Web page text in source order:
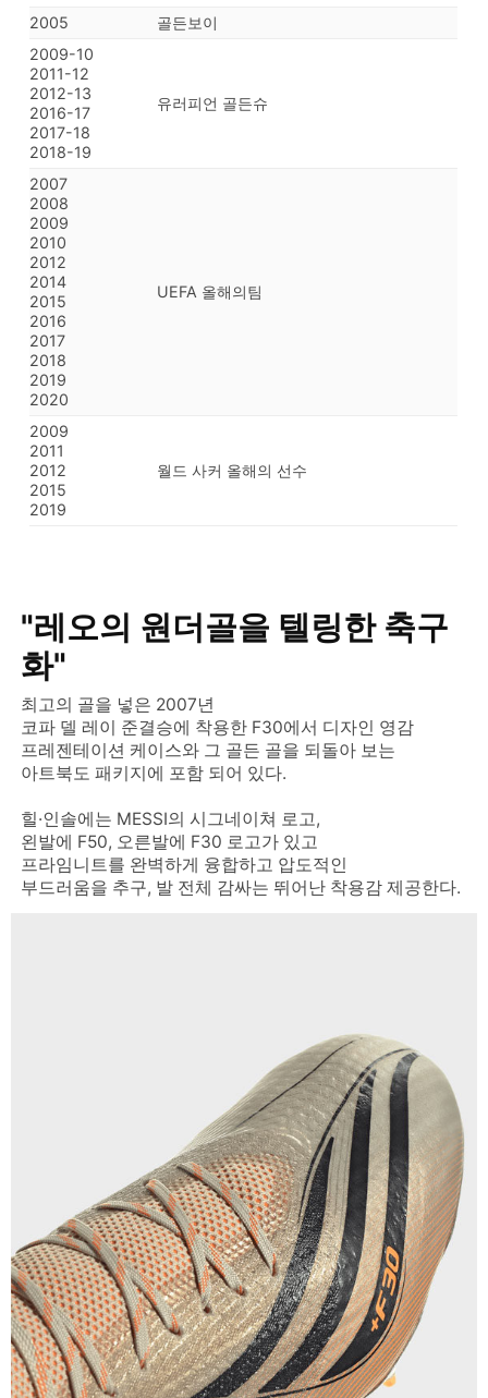
2005
골든보이
2009-10
2011-12
2012-13
2016-17
2017-18
2018-19
유러피언 골든슈
2007
2008
2009
2010
2012
2014
2015
2016
2017
2018
2019
2020
UEFA 올해의팀
2009
2011
2012
2015
2019
월드 사커 올해의 선수
"레오의 원더골을 텔링한 축구
화"
최고의 골을 넣은 2007년
코파 델 레이 준결승에 착용한 F30에서 디자인 영감
프레젠테이션 케이스와 그 골든 골을 되돌아 보는
아트북도 패키지에 포함 되어 있다.
힐·인솔에는 MESSI의 시그네이쳐 로고,
왼발에 F50, 오른발에 F30 로고가 있고
프라임니트를 완벽하게 융합하고 압도적인
부드러움을 추구, 발 전체 감싸는 뛰어난 착용감 제공한다.